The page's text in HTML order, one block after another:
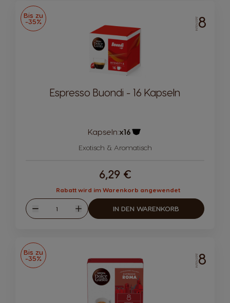
Bis zu
-35% INTENSITÄT8
Espresso Buondi - 16 Kapseln
Kapseln:x16
Exotisch & Aromatisch
6,29 €
Rabatt wird im Warenkorb angewendet
Abnahme
Menge
Zunahme
IN DEN WARENKORB
Bis zu
-35% INTENSITÄT8